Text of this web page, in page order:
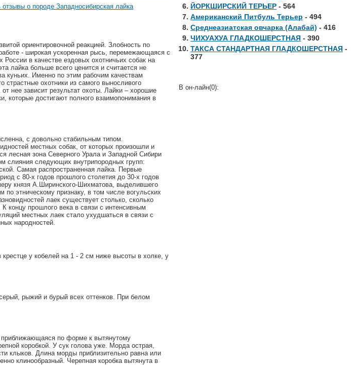
отзывы о породе Западносибирская лайка
ориентировочной реакцией. Злобность по
- широкая ускоренная рысь, перемежающаяся с
в качестве ездовых охотничьих собак на
лайка больше всего ценится и считается не
куньих. Именно по этим рабочим качествам
страстные охотники из самого выносливого
нее зависит результат охоты. Лайки – хорошие
которые достигают полного взаимопонимания в
с довольно стабильным типом.
местных собак, от которых произошли и
лесная зона Северного Урала и Западной Сибири
слияния следующих внутрипородных групп:
Самая распространенная лайка. Первые
с 80-х годов прошлого столетия до 30-х годов
князя А.Ширинского-Шихматова, выделившего
этническому признаку, в том числе вогульских
лаек существует столько, сколько
концу прошлого века в связи с интенсивным
местных лаек стало ухудшаться в связи с
народностей.
у кобелей на 1 - 2 см ниже высоты в холке, у
рыжий и бурый всех оттенков. При белом
приближающаяся по форме к вытянутому
коробкой. У сук голова уже. Морда острая,
клыков. Длина морды приблизительно равна или
клинообразный. Черепная коробка вытянута в
ЙОРКШИРСКИЙ ТЕРЬЕР -564
Американский Питбуль Терьер -494
Среднеазиатская овчарка (Алабай) -416
ЧИХУАХУА ГЛАДКОШЕРСТНАЯ -390
ТАКСА СТАНДАРТНАЯ ГЛАДКОШЕРСТНАЯ -
377
В он-лайн(0):